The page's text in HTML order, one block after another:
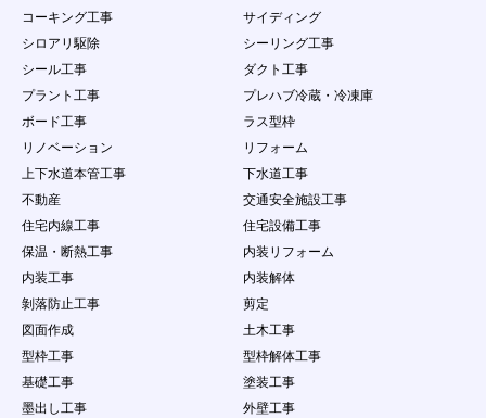
３．当社のID及びパスワードが他の第三者の使用に
より当該会員が被る損害について、当該会員の故
わないものとする。
４．会員は、会員ID及びパスワードが盗難された
り、第三者に使用されていることが判明した場合
には、直ちに当社に申し出するとともに、当社の
は、事務局は一切の責任を負わないものとしま
す。
２．会員は、自己の責任にもとづき本サービスを利用
するものとし、会員が公開するコンテンツについ
３．会員は当社に対し、他人の著作物を使用したこと
などが原因で紛争、損害賠償の請求などが起こっ
た場合の損害、責任について一切を免責するもの
とし、自らの責任を持って紛争に対処するものと
コーキング工事
サイディング
シロアリ駆除
シーリング工事
シール工事
ダクト工事
プラント工事
プレハブ冷蔵・冷凍庫
ボード工事
ラス型枠
リノベーション
リフォーム
上下水道本管工事
下水道工事
不動産
交通安全施設工事
住宅内線工事
住宅設備工事
保温・断熱工事
内装リフォーム
内装工事
内装解体
剝落防止工事
剪定
図面作成
土木工事
型枠工事
型枠解体工事
基礎工事
塗装工事
墨出し工事
外壁工事